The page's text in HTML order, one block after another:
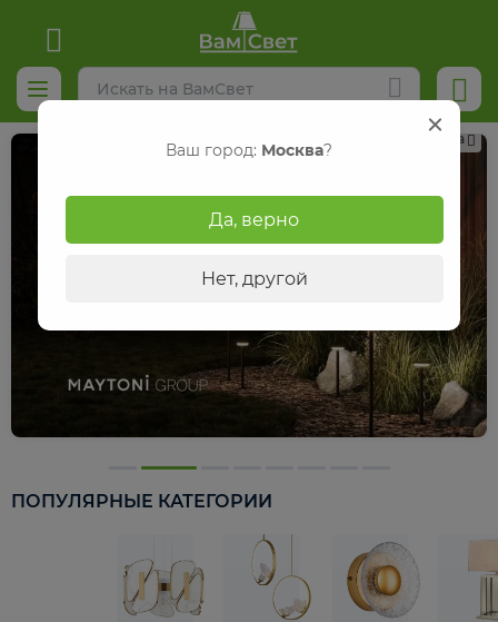
Реклама
ПОПУЛЯРНЫЕ КАТЕГОРИИ
Ваш город: Москва?
Да, верно
Нет, другой